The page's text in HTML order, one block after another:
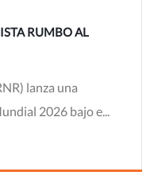
RUMBO AL
lanza una
2026 bajo e...